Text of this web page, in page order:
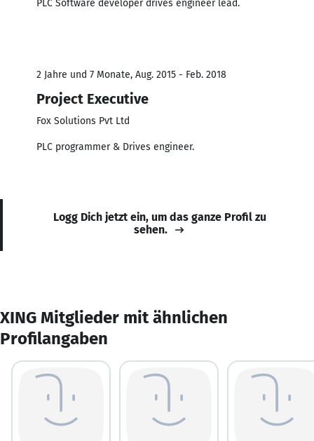
PLC Software developer drives engineer lead.
2 Jahre und 7 Monate, Aug. 2015 - Feb. 2018
Project Executive
Fox Solutions Pvt Ltd
PLC programmer & Drives engineer.
Logg Dich jetzt ein, um das ganze Profil zu
sehen.
XING Mitglieder mit ähnlichen
Profilangaben